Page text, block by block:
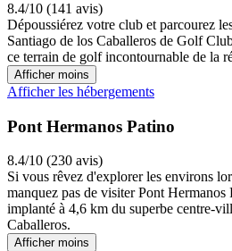
8.4/10 (141 avis)
Dépoussiérez votre club et parcourez
Santiago de los Caballeros de Golf
ce terrain de golf incontournable de la
Afficher moins
Afficher les hébergements
Pont Hermanos Patino
8.4/10 (230 avis)
Si vous rêvez d'explorer les environs
manquez pas de visiter Pont
implanté à 4,6 km du superbe centre-
Caballeros.
Afficher moins